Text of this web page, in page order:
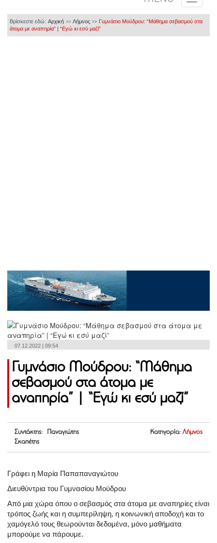
Βρίσκεστε εδώ: Αρχική >> Λήμνος >> Γυμνάσιο Μούδρου: “Μάθημα σεβασμού στα
άτομα με αναπηρία” | “Εγώ κι εσύ μαζί”
07.12.2022 | 09:54
Γυμνάσιο Μούδρου: “Μάθημα
σεβασμού στα άτομα με
αναπηρία” | “Εγώ κι εσύ μαζί”
Συντάκτης: Παναγιώτης
Σκαπέτης
Κατηγορία: Λήμνος
Γράφει η Μαρία Παπαπαναγιώτου
Διευθύντρια του Γυμνασίου Μούδρου
Από μια χώρα όπου ο σεβασμός στα άτομα με αναπηρίες είναι
τρόπος ζωής και η συμπερίληψη, η κοινωνική αποδοχή και το
χαμόγελό τους θεωρούνται δεδομένα, μόνο μαθήματα
μπορούμε να πάρουμε.